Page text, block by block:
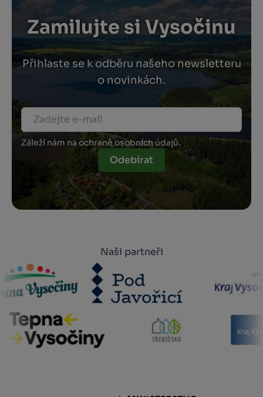
Zamilujte si Vysočinu
Přihlaste se k odběru našeho newsletteru
o novinkách.
Záleží nám na ochraně osobních údajů.
Odebírat
Naši partneři